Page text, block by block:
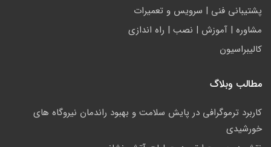
پشتيباني فني | سرويس و تعمیرات
مشاوره | آموزش | نصب | راه اندازی
کالیبراسیون
مطالب وبلاگ
کاربرد ترموگرافی در پایش سلامت و بهبود راندمان نیروگاه های
خورشیدی